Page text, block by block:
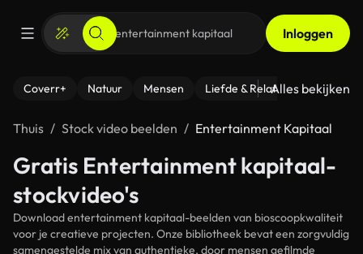
Inloggen
Coverr+ Natuur Mensen Liefde & Relaties - Fitness
Alles bekijken
Thuis Stock video beelden Entertainment Kapitaal
Gratis Entertainment kapitaal-
stockvideo's
Download entertainment kapitaal-beelden van bioscoopkwaliteit
voor je creatieve projecten. Onze bibliotheek bevat een zorgvuldig
samengestelde mix van authentieke, door mensen gefilmde